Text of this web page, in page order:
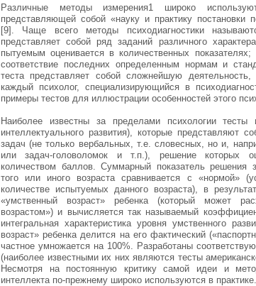
Различные методы измерения1 широко
представляющей собой «науку и практику поста­новки
[9]. Чаще всего методы психо­диагностики
представляет со­бой ряд заданий различного
пытуемым оценивается в количественных показателях;
соответствие последних определенным нормам и
теста представляет собой сложней­шую
каждый психолог, специализирующийся в
примеры тестов для иллюстрации особенностей этого
Наиболее известны за пределами психологии тесты
интеллектуального развития), которые пред­ставляют
задач (не только вербаль­ных, т.е. словесных, но и,
или задач-головоломок и т.п.), решение которых
количеством баллов. Суммарный показатель решения
того или иного возраста сравнивается с «нормой»
количестве испытуемых дан­ного возраста), в
«умственный возраст» ребенка (который может
возрастом») и вычисляется так называемый
интегральная характеристика уровня умствен­ного
возраст» ребенка делится на его фактический
частное умножается на 100%. Разработаны
(наиболее известными их них являются тесты
Несмотря на постоянную критику самой идеи и
интеллекта по-преж­нему широко используются в практике.